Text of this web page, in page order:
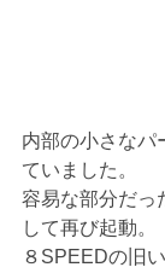
内部の小さなパ
ていました。
容易な部分だっ
して再び起動。
８SPEEDの旧